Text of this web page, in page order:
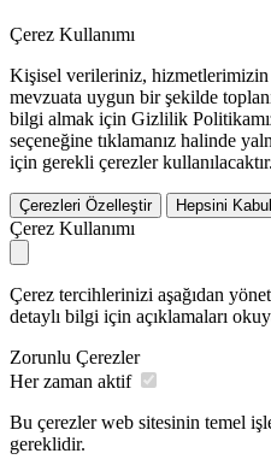
Çerez Kullanımı
Kişisel verileriniz,
mevzuata uygun bir şekilde
bilgi almak için Gizlilik
seçeneğine tıklamanız halinde
için gerekli çerezler kullanılacaktır.
Çerezleri Özelleştir Hepsini
Çerez Kullanımı
Çerez tercihlerinizi aşağıdan
detaylı bilgi için açıklamaları
Zorunlu Çerezler
Her zaman aktif
Bu çerezler web sitesinin temel
gereklidir.